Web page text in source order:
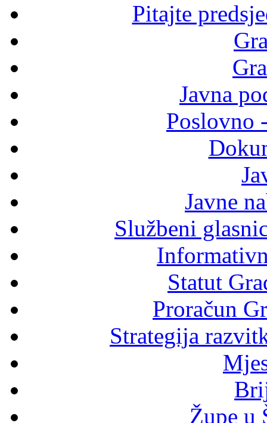
Pitajte
Javna
Poslovno
Javne
Službeni
Statut
Proračun
Strategija
Župe u